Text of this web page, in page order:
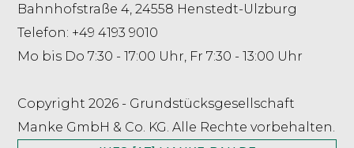
Bahnhofstraße 4, 24558 Henstedt-Ulzburg
Telefon: +49 4193 9010
Mo bis Do 7:30 - 17:00 Uhr, Fr 7:30 - 13:00 Uhr
Copyright 2026 - Grundstücksgesellschaft
Manke GmbH & Co. KG. Alle Rechte vorbehalten.